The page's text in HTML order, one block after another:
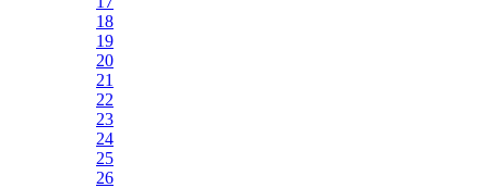
18
19
20
21
22
23
24
25
26